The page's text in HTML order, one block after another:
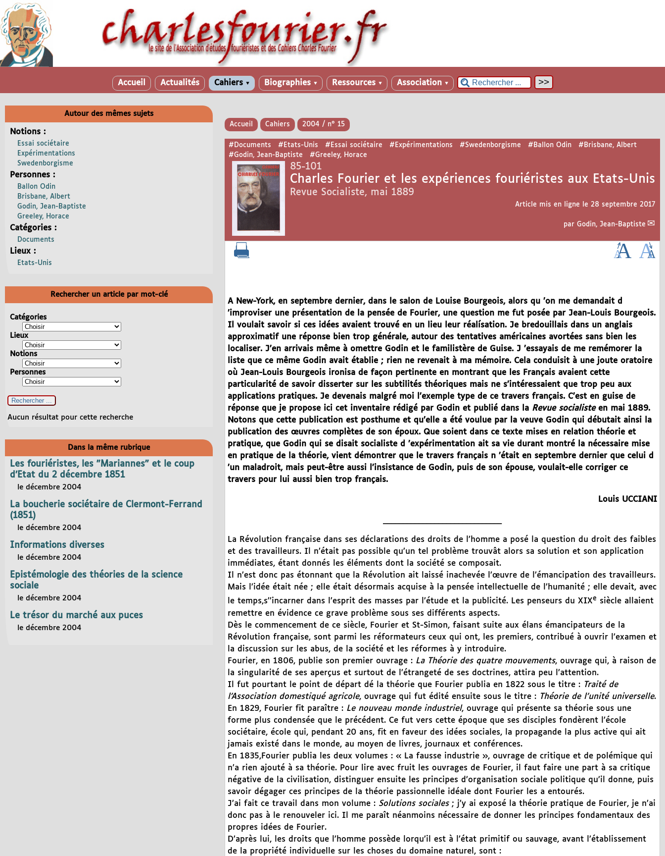
Accueil Actualités Cahiers ▼ Biographies ▼ Ressources ▼ Association ▼
Accueil Cahiers 2004 / n° 15
#Documents #Etats-Unis #Essai sociétaire #Expérimentations #Swedenborgisme #Ballon Odin
#Brisbane, Albert
#Godin, Jean-Baptiste
#Greeley, Horace
85-101
Charles Fourier et les expériences fouriéristes aux Etats-Unis
Revue Socialiste, mai 1889
Article mis en ligne le 28 septembre 2017
par Godin, Jean-Baptiste
A New-York, en septembre dernier, dans le salon de Louise Bourgeois, alors qu ’on me demandait d
’improviser une présentation de la pensée de Fourier, une question me fut posée par Jean-Louis Bourgeois.
Il voulait savoir si ces idées avaient trouvé en un lieu leur réalísation. Je bredouillais dans un anglais
approximatif une réponse bien trop générale, autour des tentatives américaines avortées sans bien les
localiser. J’en arrivais même à omettre Godin et le familistère de Guise. J ’essayais de me remémorer la
liste que ce même Godin avait établie ; rien ne revenait à ma mémoire. Cela conduisit à une joute oratoire
où Jean-Louis Bourgeois ironisa de façon pertinente en montrant que les Français avaient cette
particularité de savoir disserter sur les subtilités théoriques mais ne s’intéressaient que trop peu aux
applications pratiques. Je devenais malgré moi l’exemple type de ce travers français. C’est en guise de
réponse que je propose ici cet inventaire rédigé par Godin et publié dans la Revue socialisteen mai 1889.
Notons que cette publication est posthume et qu’elle a été voulue par la veuve Godin qui débutait ainsi la
publication des œuvres complètes de son époux. Que soient dans ce texte mises en relation théorie et
pratique, que Godin qui se disait socialiste d ’expérimentation ait sa vie durant montré la nécessaire mise
en pratique de la théorie, vient démontrer que le travers français n ’était en septembre dernier que celui d
’un maladroit, mais peut-être aussi l’insistance de Godin, puis de son épouse, voulait-elle corriger ce
travers pour lui aussi bien trop français.
Louis UCCIANI
La Révolution française dans ses déclarations des droits de l’homme a posé la question du droit des faibles
et des travailleurs. Il n’était pas possible qu’un tel problème trouvât alors sa solution et son application
immédiates, étant donnés les éléments dont la société se composait.
Il n’est donc pas étonnant que la Révolution ait laissé inachevée l’œuvre de l’émancipation des travailleurs.
Mais l’idée était née ; elle était désormais acquise à la pensée intellectuelle de l’humanité ; elle devait, avec
le temps,s’’incarner dans l’esprit des masses par l’étude et la publicité. Les penseurs du XIXe siècle allaient
remettre en évidence ce grave problème sous ses différents aspects.
Dès le commencement de ce siècle, Fourier et St-Simon, faisant suite aux élans émancipateurs de la
Révolution française, sont parmi les réformateurs ceux qui ont, les premiers, contribué à ouvrir l’examen et
la discussion sur les abus, de la société et les réformes à y introduire.
Fourier, en 1806, publie son premier ouvrage : La Théorie des quatre mouvements, ouvrage qui, à raison de
la singularité de ses aperçus et surtout de l’étrangeté de ses doctrines, attira peu l’attention.
Il fut pourtant le point de départ dé la théorie que Fourier publia en 1822 sous le titre : Traité de
l’Association domestiqué agricole, ouvrage qui fut édité ensuite sous le titre : Théorie de l’unité universelle.
En 1829, Fourier fit paraître : Le nouveau monde industriel, ouvrage qui présente sa théorie sous une
forme plus condensée que le précédent. Ce fut vers cette époque que ses disciples fondèrent l’école
sociétaire, école qui, pendant 20 ans, fit en faveur des idées sociales, la propagande la plus active qui ait
jamais existé dans le monde, au moyen de livres, journaux et conférences.
En 1835,Fourier publia les deux volumes : « La fausse industrie », ouvrage de critique et de polémique qui
n’a rien ajouté à sa théorie. Pour lire avec fruit les ouvrages de Fourier, il faut faire une part à sa critique
négative de la civilisation, distinguer ensuite les principes d’organisation sociale politique qu’il donne, puis
savoir dégager ces principes de la théorie passionnelle idéale dont Fourier les a entourés.
J’ai fait ce travail dans mon volume : Solutions sociales; j’y ai exposé la théorie pratique de Fourier, je n’ai
donc pas à le renouveler ici. Il me paraît néanmoins nécessaire de donner les principes fondamentaux des
propres idées de Fourier.
D’après lui, les droits que l’homme possède lorqu’il est à l’état primitif ou sauvage, avant l’établissement
de la propriété individuelle sur les choses du domaine naturel, sont :
Autour des mêmes sujets
Notions :
Essai sociétaire
Expérimentations
Swedenborgisme
Personnes :
Ballon Odin
Brisbane, Albert
Godin, Jean-Baptiste
Greeley, Horace
Catégories :
Documents
Lieux :
Etats-Unis
Rechercher un article par mot-clé
Catégories
Lieux
Notions
Personnes
Aucun résultat pour cette recherche
Dans la même rubrique
Les fouriéristes, les "Mariannes" et le coup
d’Etat du 2 décembre 1851
le décembre 2004
La boucherie sociétaire de Clermont-Ferrand
(1851)
le décembre 2004
Informations diverses
le décembre 2004
Epistémologie des théories de la science
sociale
le décembre 2004
Le trésor du marché aux puces
le décembre 2004